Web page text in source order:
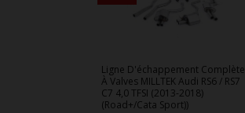
Ligne D'échappement Complète
À Valves MILLTEK Audi RS6 / RS7
C7 4,0 TFSI (2013-2018)
(Road+/Cata Sport))